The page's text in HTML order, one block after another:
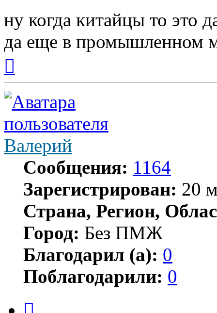
ну когда китайцы то это
да еще в промышленном
началу
Валерий
Сообщения: 1164
Зарегистрирован: 20
Страна, Регион,
Город: Без ПМЖ
Благодарил (а): 0
Поблагодарили: 0